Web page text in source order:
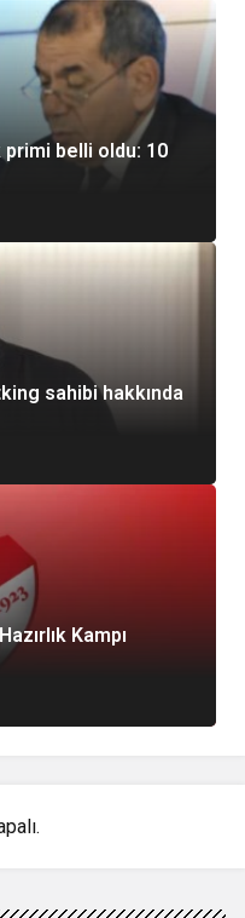
primi belli oldu: 10
sahibi hakkında
Kampı